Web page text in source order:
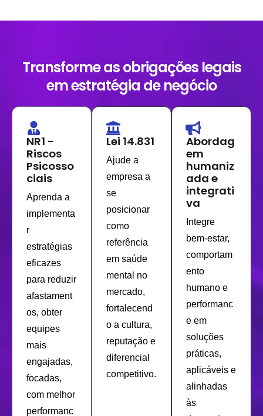
Transforme as obrigações legais
em estratégia de negócio
NR1 -
Riscos
Psicosso
ciais
Aprenda a
implementa
r
estratégias
eficazes
para reduzir
afastament
os, obter
equipes
mais
engajadas,
focadas,
com melhor
performanc
Lei 14.831
Ajude a
empresa a
se
posicionar
como
referência
em saúde
mental no
mercado,
fortalecend
o a cultura,
reputação e
diferencial
competitivo.
Abordag
em
humaniz
ada e
integrati
va
Integre
bem-estar,
comportam
ento
humano e
performanc
e em
soluções
práticas,
aplicáveis e
alinhadas
às